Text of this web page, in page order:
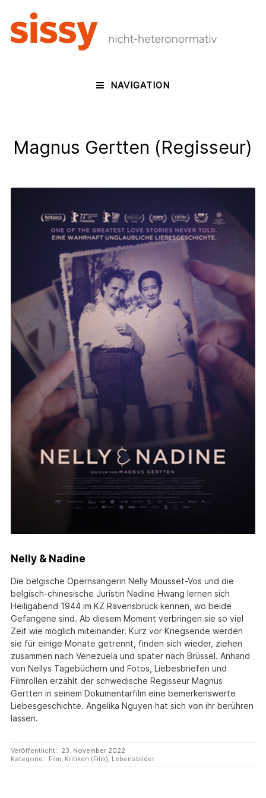
NAVIGATION
Magnus Gertten (Regisseur)
Nelly & Nadine
Die belgische Opernsängerin Nelly Mousset-Vos und die
belgisch-chinesische Juristin Nadine Hwang lernen sich
Heiligabend 1944 im KZ Ravensbrück kennen, wo beide
Gefangene sind. Ab diesem Moment verbringen sie so viel
Zeit wie möglich miteinander. Kurz vor Kriegsende werden
sie für einige Monate getrennt, finden sich wieder, ziehen
zusammen nach Venezuela und später nach Brüssel. Anhand
von Nellys Tagebüchern und Fotos, Liebesbriefen und
Filmrollen erzählt der schwedische Regisseur Magnus
Gertten in seinem Dokumentarfilm eine bemerkenswerte
Liebesgeschichte. Angelika Nguyen hat sich von ihr berühren
lassen.
Veröffentlicht:
23. November 2022
Kategorie:
Film, Kritiken (Film), Lebensbilder